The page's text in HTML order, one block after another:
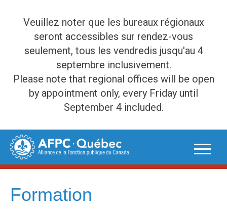
Veuillez noter que les bureaux régionaux
seront accessibles sur rendez-vous
seulement, tous les vendredis jusqu'au 4
septembre inclusivement.
Please note that regional offices will be open
by appointment only, every Friday until
September 4 included.
Skip
content
Formation